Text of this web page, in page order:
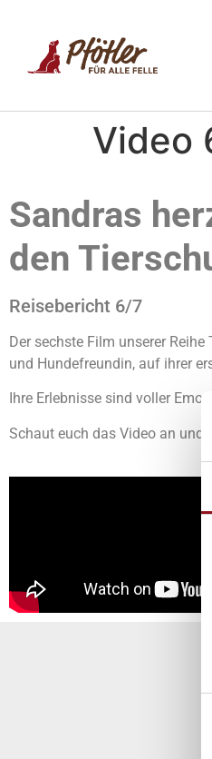
Video
Sandras
den
Reisebericht 6/7
Der sechste Film unserer
und Hundefreundin, auf ihrer
Ihre Erlebnisse sind voller
Schaut euch das Video an und